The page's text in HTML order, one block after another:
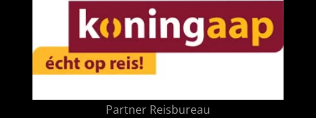
Partner Reisbureau